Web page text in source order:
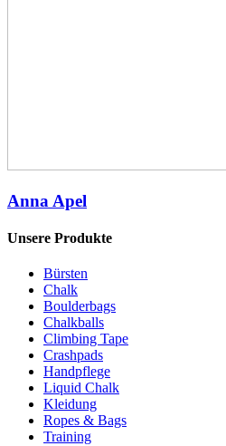
Anna Apel
Unsere Produkte
Bürsten
Chalk
Boulderbags
Chalkballs
Climbing Tape
Crashpads
Handpflege
Liquid Chalk
Kleidung
Ropes & Bags
Training